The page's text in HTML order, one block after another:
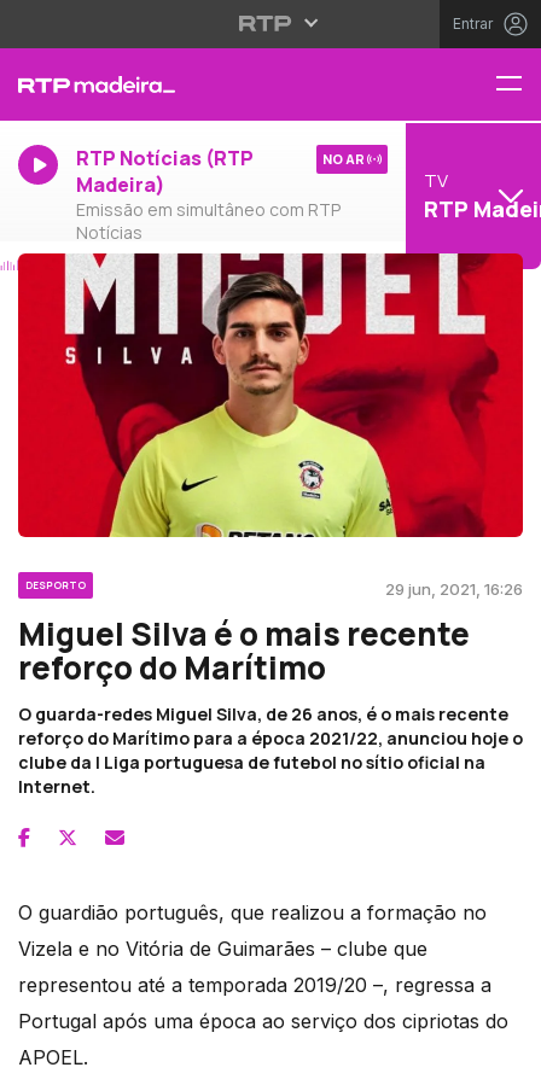
Entrar
RTP Notícias (RTP
Madeira)
Emissão em simultâneo com RTP
Notícias
NO AR
TV
RTP
DESPORTO 29 jun, 2021, 16:26
Miguel Silva é o mais recente
reforço do Marítimo
O guarda-redes Miguel Silva, de 26 anos, é o mais recente
reforço do Marítimo para a época 2021/22, anunciou hoje o
clube da I Liga portuguesa de futebol no sítio oficial na
Internet.
O guardião português, que realizou a formação no
Vizela e no Vitória de Guimarães – clube que
representou até a temporada 2019/20 –, regressa a
Portugal após uma época ao serviço dos cipriotas do
APOEL.